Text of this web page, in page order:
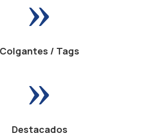
Colgantes / Tags
»
Destacados